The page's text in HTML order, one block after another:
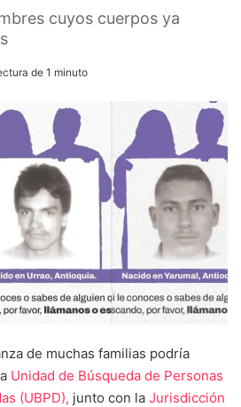
cuyos cuerpos ya
de 1 minuto
de muchas familias podría
Unidad de Búsqueda de Personas
(UBPD), junto con la Jurisdicción